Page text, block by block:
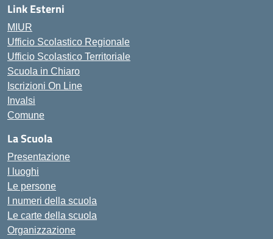
Link Esterni
MIUR
Ufficio Scolastico Regionale
Ufficio Scolastico Territoriale
Scuola in Chiaro
Iscrizioni On Line
Invalsi
Comune
La Scuola
Presentazione
I luoghi
Le persone
I numeri della scuola
Le carte della scuola
Organizzazione